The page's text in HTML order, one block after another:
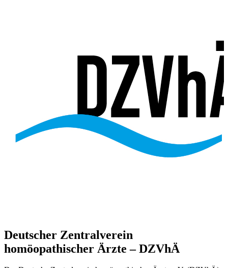
Deutscher Zentralverein
homöopathischer Ärzte – DZVhÄ